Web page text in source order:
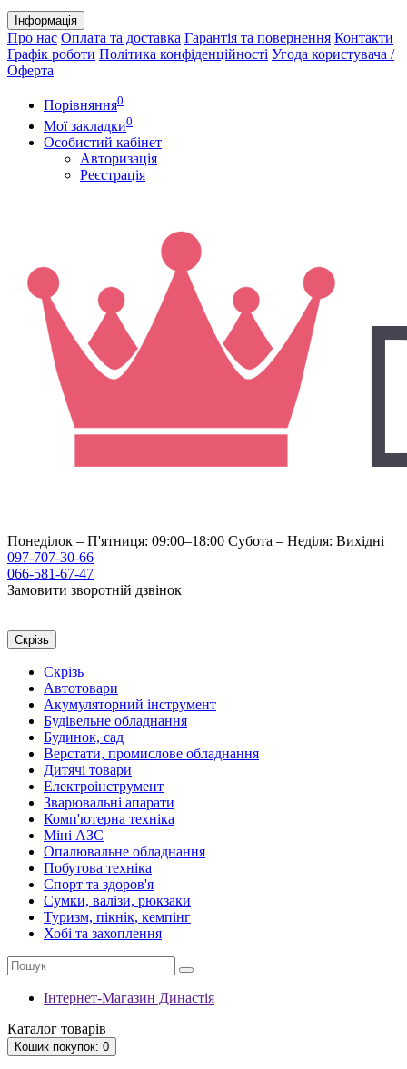
Інформація
Про нас Оплата та доставка Гарантія та повернення Контакти
Графік роботи Політика конфіденційності Угода користувача /
Оферта
Порівняння0
Мої закладки0
Особистий кабінет
Авторизація
Реєстрація
Понеділок – П'ятниця: 09:00–18:00 Субота – Неділя: Вихідні
097-707-30-66
066-581-67-47
Замовити зворотній дзвінок
Скрізь
Скрізь
Автотовари
Акумуляторний інструмент
Будівельне обладнання
Будинок, сад
Верстати, промислове обладнання
Дитячі товари
Електроінструмент
Зварювальні апарати
Комп'ютерна техніка
Міні АЗС
Опалювальне обладнання
Побутова техніка
Спорт та здоров'я
Сумки, валізи, рюкзаки
Туризм, пікнік, кемпінг
Хобі та захоплення
Інтернет-Магазин Династія
Каталог товарів
Кошик покупок: 0